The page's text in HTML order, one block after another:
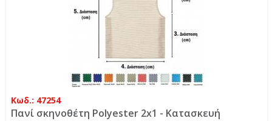
Κωδ.: 47254
Πανί σκηνοθέτη Polyester 2x1 - Κατασκευή